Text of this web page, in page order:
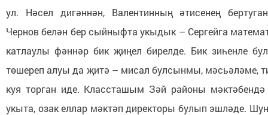
ул. Нәсел дигәннән, Валентинның әтисенең
Чернов белән бер сыйныфта укыдык – Сергейга
катлаулы фәннәр бик җиңел бирелде. Бик зиһенле
төшереп алуы да җитә – мисал булсынмы, мәсьәләме,
куя торган иде. Классташым Зәй районы мәктәбендә
укыта, озак еллар мәктәп директоры булып эшләде.